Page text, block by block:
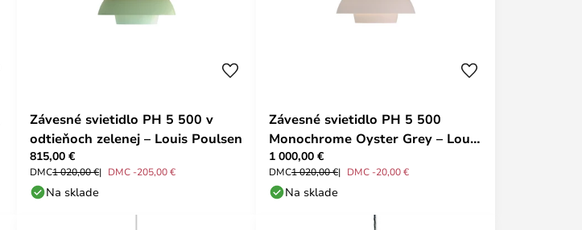
Závesné svietidlo PH 5 500 v
odtieňoch zelenej – Louis Poulsen
815,00 €
DMC1 020,00 € DMC -205,00 €
Na sklade
Závesné svietidlo PH 5 500
Monochrome Oyster Grey – Louis
Poulsen
1 000,00 €
DMC1 020,00 € DMC -20,00 €
Na sklade